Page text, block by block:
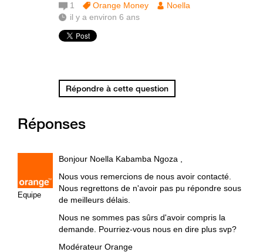
1 Orange Money
Noella
il y a environ 6 ans
Répondre à cette question
Réponses
Equipe
Bonjour Noella Kabamba Ngoza ,
Nous vous remercions de nous avoir contacté.
Nous regrettons de n'avoir pas pu répondre sous
de meilleurs délais.
Nous ne sommes pas sûrs d'avoir compris la
demande. Pourriez-vous nous en dire plus svp?
Modérateur Orange